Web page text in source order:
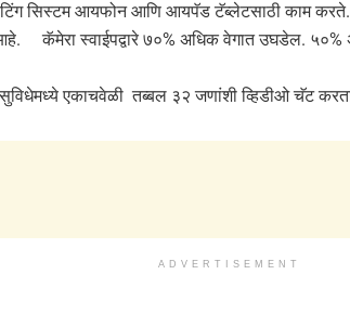
सिस्टम आयफोन आणि आयपॅड टॅब्लेटसाठी काम करते.
कॅमेरा स्वाईपद्वारे ७०% अधिक वेगात उघडेल.
एकाचवेळी तब्बल ३२ जणांशी व्हिडीओ चॅट
ADVERTISEMENT